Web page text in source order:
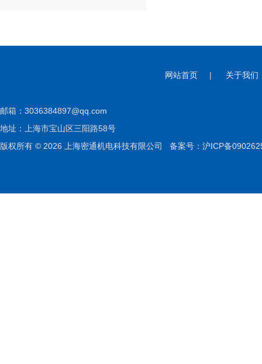
网站首页 | 关于我们
邮箱： 3036384897@qq.com
地址：上海市宝山区三阳路58号
版权所有 © 2026 上海密通机电科技有限公司 备案号：沪ICP备